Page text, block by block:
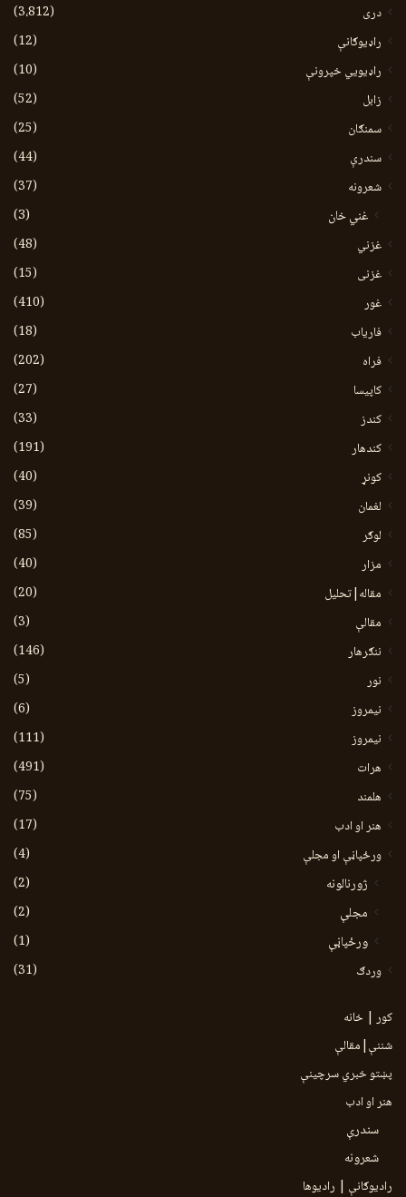
دری
(3،812)
راډیوګانې
(12)
راډیويي خپرونې
(10)
زابل
(52)
سمنګان
(25)
سندرې
(44)
شعرونه
(37)
غني خان
(3)
غزني
(48)
غزنی
(15)
غور
(410)
فاریاب
(18)
فراه
(202)
کاپیسا
(27)
کندز
(33)
کندهار
(191)
کونړ
(40)
لغمان
(39)
لوګر
(85)
مزار
(40)
مقاله|تحلیل
(20)
مقالې
(3)
ننګرهار
(146)
نور
(5)
نيمروز
(6)
نیمروز
(111)
هرات
(491)
هلمند
(75)
هنر او ادب
(17)
ورځپاڼې او مجلې
(4)
ژورنالونه
(2)
مجلې
(2)
ورځپاڼې
(1)
وردګ
(31)
کور | خانه
شننې|مقالې
پښتو خبري سرچينې
هنر او ادب
سندرې
شعرونه
رادیوګانې | رادیوها